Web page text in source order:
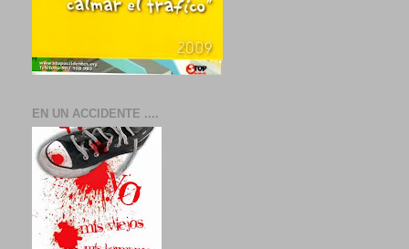
EN UN ACCIDENTE ....